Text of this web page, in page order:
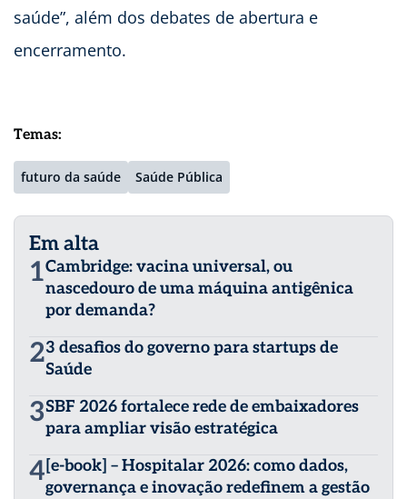
saúde”, além dos debates de abertura e
encerramento.
Temas:
futuro da saúde Saúde Pública
Em alta
1Cambridge: vacina universal, ou
nascedouro de uma máquina antigênica
por demanda?
23 desafios do governo para startups de
Saúde
3SBF 2026 fortalece rede de embaixadores
para ampliar visão estratégica
4[e-book] – Hospitalar 2026: como dados,
governança e inovação redefinem a gestão